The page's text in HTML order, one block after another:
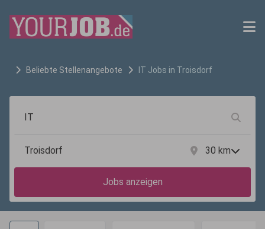
Beliebte Stellenangebote IT Jobs in Troisdorf
30 km
Jobs anzeigen